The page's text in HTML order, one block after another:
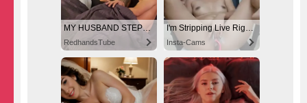
MY HUSBAND STEPSON MISTAKENLY GIVES ME IN THE ASS
RedhandsTube
I'm Stripping Live Right Now
Insta-Cams